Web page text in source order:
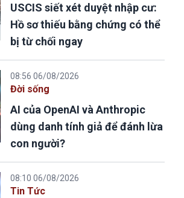
USCIS siết xét duyệt nhập cư:
Hồ sơ thiếu bằng chứng có thể
bị từ chối ngay
08:56 06/08/2026
Đời sống
AI của OpenAI và Anthropic
dùng danh tính giả để đánh lừa
con người?
08:10 06/08/2026
Tin Tức